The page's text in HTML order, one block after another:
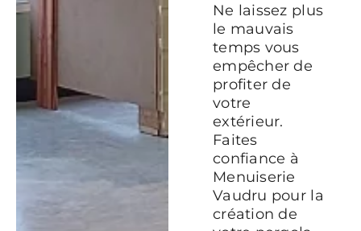
Ne laissez plus
le mauvais
temps vous
empêcher de
profiter de
votre
extérieur.
Faites
confiance à
Menuiserie
Vaudru pour la
création de